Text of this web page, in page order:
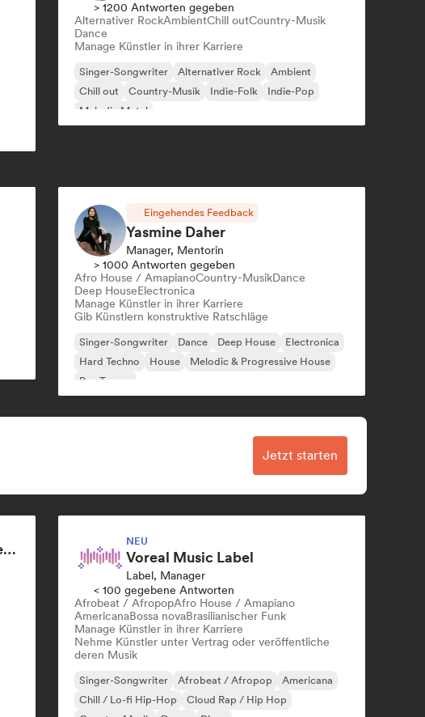
> 1200 Antworten gegeben
Alternativer RockAmbientChill outCountry-Musik
Dance
Manage Künstler in ihrer Karriere
Singer-Songwriter Alternativer Rock
Ambient
Chill out
Country-Musik Indie-Folk
Indie-Pop
Melodic Metal
Eingehendes Feedback
Yasmine Daher
Manager, Mentorin
> 1000 Antworten gegeben
Afro House / AmapianoCountry-MusikDance
Deep HouseElectronica
Manage Künstler in ihrer Karriere
Gib Künstlern konstruktive Ratschläge
Singer-Songwriter Dance Deep House
Electronica
Hard Techno
House
Melodic & Progressive House
Psy-Trance
Jetzt starten
Justin Newsome (Music & Entertainment Executive | A&R, Artist Development & Partnerships | Applied AI & Systems Strategy) NEU
Voreal Music Label
Label, Manager
< 100 gegebene Antworten
Afrobeat / AfropopAfro House / Amapiano
AmericanaBossa novaBrasilianischer Funk
Manage Künstler in ihrer Karriere
Nehme Künstler unter Vertrag oder veröffentliche
deren Musik
Singer-Songwriter Afrobeat / Afropop
Americana
Chill / Lo-fi Hip-Hop
Cloud Rap / Hip Hop